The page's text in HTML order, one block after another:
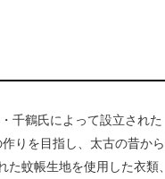
千鶴氏によって設立された
りを目指し、太古の昔か
蚊帳生地を使用した衣類